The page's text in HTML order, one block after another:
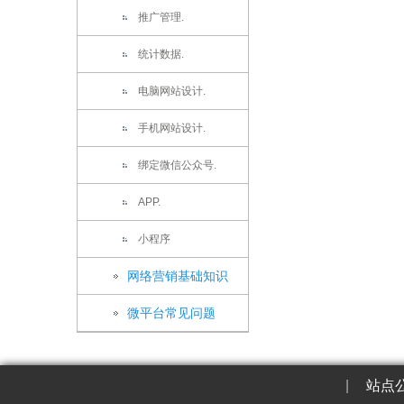
推广管理.
统计数据.
电脑网站设计.
手机网站设计.
绑定微信公众号.
APP.
小程序
网络营销基础知识
微平台常见问题
站点